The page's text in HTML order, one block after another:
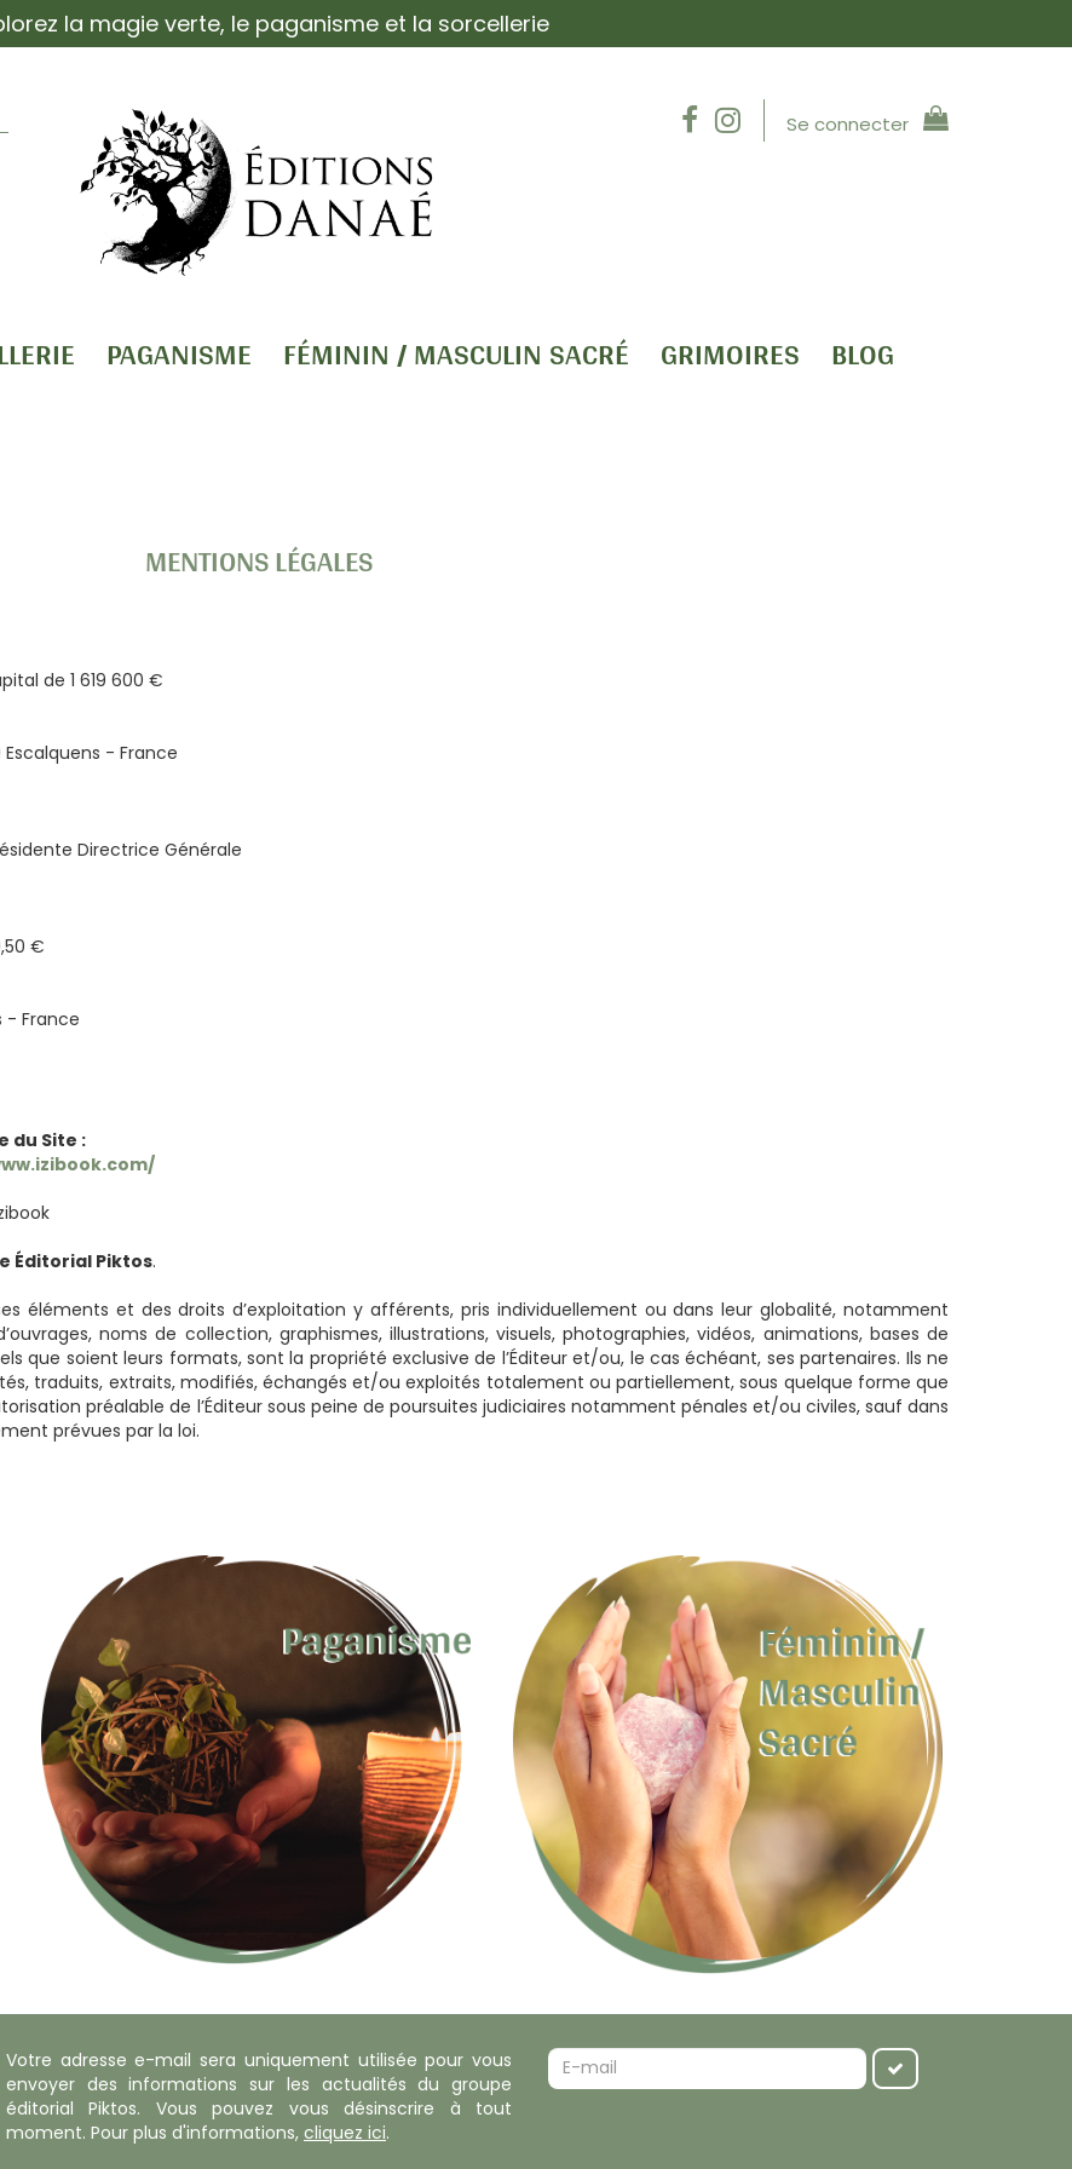
la magie verte, le paganisme et la sorcellerie
Se connecter
PAGANISME FÉMININ / MASCULIN SACRÉ GRIMOIRES BLOG
MENTIONS LÉGALES
de 1 619 600 €
Escalquens - France
Directrice Générale
€
- France
du Site :
Éditorial Piktos.
éléments et des droits d’exploitation y afférents, pris individuellement ou dans leur globalité, notamment
noms de collection, graphismes, illustrations, visuels, photographies, vidéos, animations, bases de
que soient leurs formats, sont la propriété exclusive de l’Éditeur et/ou, le cas échéant, ses partenaires. Ils ne
traduits, extraits, modifiés, échangés et/ou exploités totalement ou partiellement, sous quelque forme que
préalable de l’Éditeur sous peine de poursuites judiciaires notamment pénales et/ou civiles, sauf dans
prévues par la loi.
Votre adresse e-mail sera uniquement utilisée pour vous
envoyer des informations sur les actualités du groupe
éditorial Piktos. Vous pouvez vous désinscrire à tout
moment. Pour plus d'informations, cliquez ici.